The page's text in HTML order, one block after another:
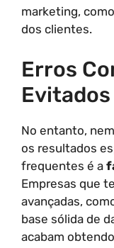
marketing,
dos clientes.
Erros
Evitados
No entanto,
os resultados
frequentes é a
Empresas que
avançadas,
base sólida de
acabam